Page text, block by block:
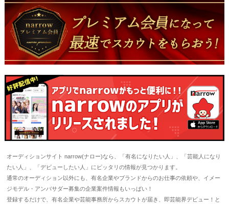
オーディションサイト narrow(ナロー)なら、「有名になりたい人」、「芸能人になり
たい人」、「デビューしたい人」にピッタリの情報が見つかります。
通常のオーディション以外にも、有名企業やブランドからのお仕事の依頼や、イメー
ジモデル・アンバサダー募集の企業案件情報もいっぱい！
登録するだけで、有名企業や芸能事務所からスカウトが届き、即芸能界デビュー！と